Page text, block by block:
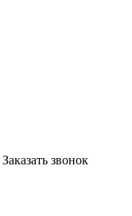
Заказать звонок